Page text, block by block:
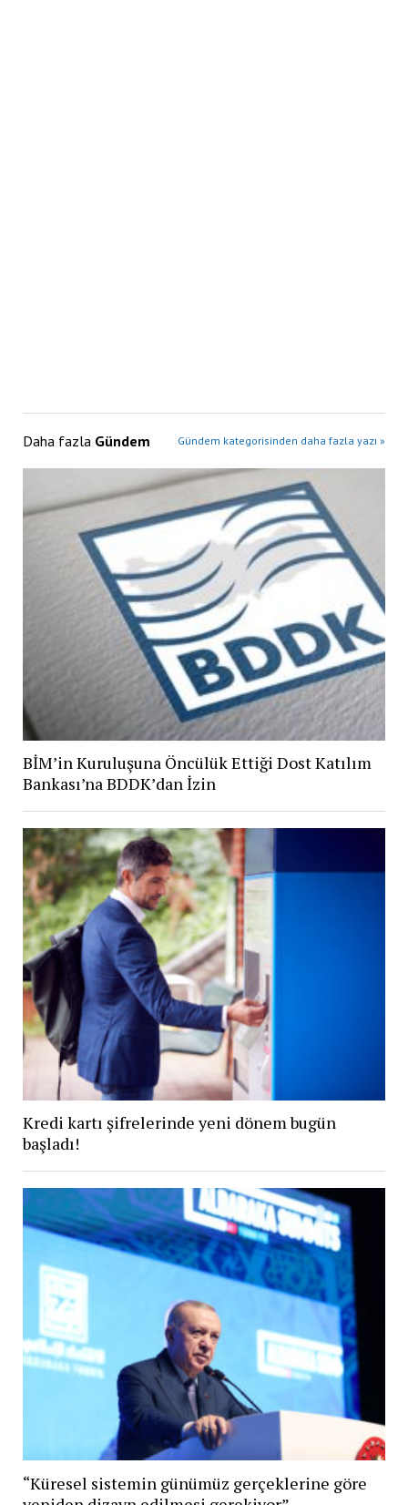
Daha fazla Gündem Gündem kategorisinden daha fazla yazı »
BİM’in Kuruluşuna Öncülük Ettiği Dost Katılım
Bankası’na BDDK’dan İzin
Kredi kartı şifrelerinde yeni dönem bugün
başladı!
“Küresel sistemin günümüz gerçeklerine göre